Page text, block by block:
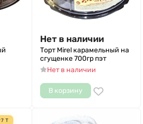
Нет в наличии
Торт Mirel карамельный на
сгущенке 700гр пэт
Нет в наличии
В корзину
Т